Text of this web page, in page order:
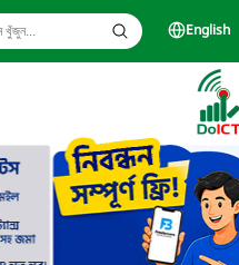
English